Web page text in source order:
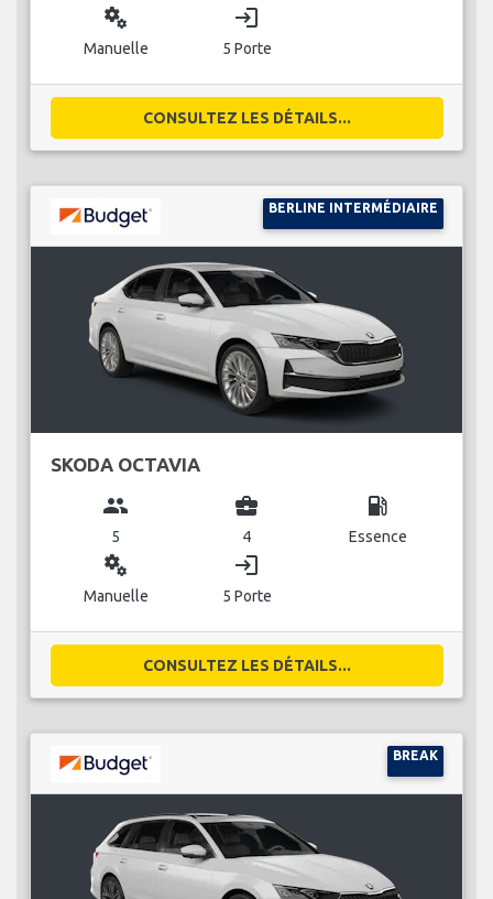
miscellaneous_services
Manuelle
login
5 Porte
CONSULTEZ LES DÉTAILS...
BERLINE INTERMÉDIAIRE
SKODA OCTAVIA
group
5
business_center
4
local_gas_station
Essence
miscellaneous_services
Manuelle
login
5 Porte
CONSULTEZ LES DÉTAILS...
BREAK